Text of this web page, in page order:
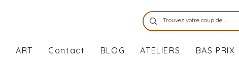
ART Contact BLOG ATELIERS BAS PRIX